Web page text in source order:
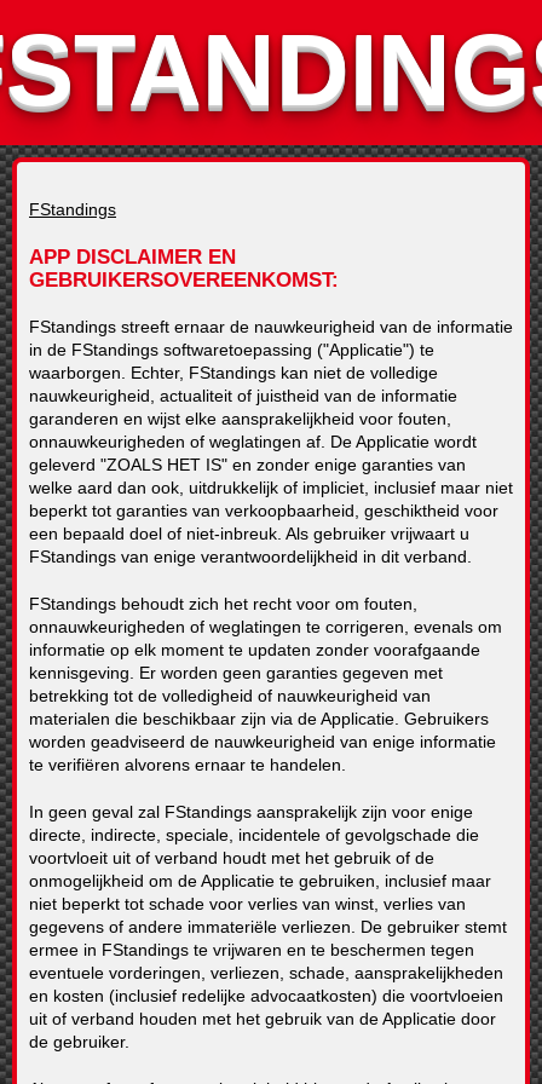
FStandings
APP DISCLAIMER EN
GEBRUIKERSOVEREENKOMST
FStandings streeft ernaar de nauwkeurigheid van de informatie
in de FStandings softwaretoepassing ("Applicatie") te
waarborgen. Echter, FStandings kan niet de volledige
nauwkeurigheid, actualiteit of juistheid van de informatie
garanderen en wijst elke aansprakelijkheid voor fouten,
onnauwkeurigheden of weglatingen af. De Applicatie wordt
geleverd "ZOALS HET IS" en zonder enige garanties van
welke aard dan ook, uitdrukkelijk of impliciet, inclusief maar niet
beperkt tot garanties van verkoopbaarheid, geschiktheid voor
een bepaald doel of niet-inbreuk. Als gebruiker vrijwaart u
FStandings van enige verantwoordelijkheid in dit verband.
FStandings behoudt zich het recht voor om fouten,
onnauwkeurigheden of weglatingen te corrigeren, evenals om
informatie op elk moment te updaten zonder voorafgaande
kennisgeving. Er worden geen garanties gegeven met
betrekking tot de volledigheid of nauwkeurigheid van
materialen die beschikbaar zijn via de Applicatie. Gebruikers
worden geadviseerd de nauwkeurigheid van enige informatie
te verifiëren alvorens ernaar te handelen.
In geen geval zal FStandings aansprakelijk zijn voor enige
directe, indirecte, speciale, incidentele of gevolgschade die
voortvloeit uit of verband houdt met het gebruik of de
onmogelijkheid om de Applicatie te gebruiken, inclusief maar
niet beperkt tot schade voor verlies van winst, verlies van
gegevens of andere immateriële verliezen. De gebruiker stemt
ermee in FStandings te vrijwaren en te beschermen tegen
eventuele vorderingen, verliezen, schade, aansprakelijkheden
en kosten (inclusief redelijke advocaatkosten) die voortvloeien
uit of verband houden met het gebruik van de Applicatie door
de gebruiker.